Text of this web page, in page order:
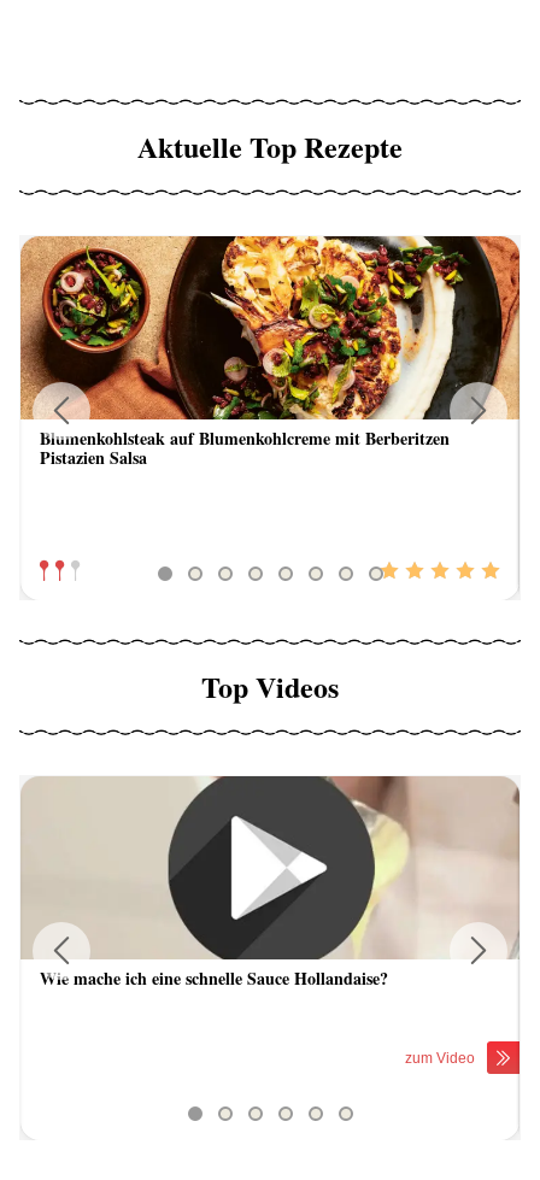
Aktuelle Top Rezepte
Blumenkohlsteak auf Blumenkohlcreme mit Berberitzen
Pistazien Salsa Next
Previous
Top Videos
Wie mache ich eine schnelle Sauce Hollandaise?
zum Video
Previous